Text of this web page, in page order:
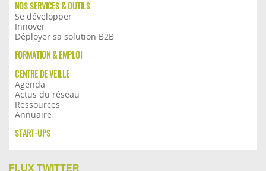
NOS SERVICES & OUTILS
Se développer
Innover
Déployer sa solution B2B
FORMATION & EMPLOI
CENTRE DE VEILLE
Agenda
Actus du réseau
Ressources
Annuaire
START-UPS
FLUX TWITTER